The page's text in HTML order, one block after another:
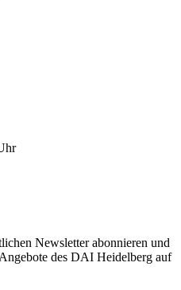
Newsletter abonnieren und
des DAI Heidelberg auf